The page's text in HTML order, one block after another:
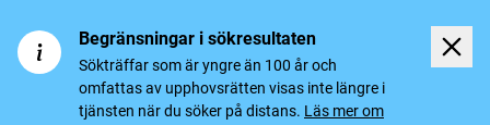
Begränsningar i sökresultaten
Sökträffar som är yngre än 100 år och
omfattas av upphovsrätten visas inte längre i
tjänsten när du söker på distans. Läs mer om